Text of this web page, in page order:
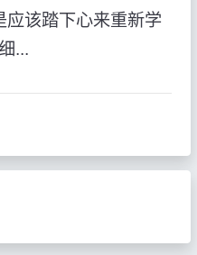
应该踏下心来重新学
...